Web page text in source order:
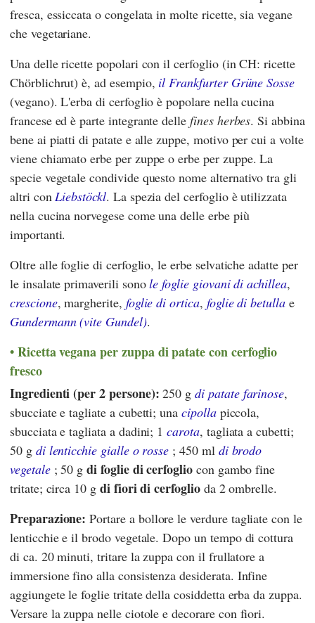
fresca, essiccata o congelata in molte ricette, sia vegane
che vegetariane.
Una delle ricette popolari con il cerfoglio (in CH: ricette
Chörblichrut) è, ad esempio, il Frankfurter Grüne Sosse
(vegano). L'erba di cerfoglio è popolare nella cucina
francese ed è parte integrante dellefines herbes. Si abbina
bene ai piatti di patate e alle zuppe, motivo per cui a volte
viene chiamato erbe per zuppe o erbe per zuppe. La
specie vegetale condivide questo nome alternativo tra gli
altri conLiebstöckl. La spezia del cerfoglio è utilizzata
nella cucina norvegese come una delle erbe più
importanti.
Oltre alle foglie di cerfoglio, le erbe selvatiche adatte per
le insalate primaverili sonole foglie giovani di achillea,
crescione, margherite, foglie di ortica, foglie di betullae
Gundermann (vite Gundel).
Ricetta vegana per zuppa di patate con cerfoglio
fresco
Ingredienti (per 2 persone): 250 gdi patate farinose,
sbucciate e tagliate a cubetti; unacipollapiccola,
sbucciata e tagliata a dadini; 1carota, tagliata a cubetti;
50 g di lenticchie gialle o rosse ; 450 ml di brodo
vegetale; 50 gdi foglie di cerfogliocon gambo fine
tritate; circa 10 g di fiori di cerfoglioda 2 ombrelle.
Preparazione: Portare a bollore le verdure tagliate con le
lenticchie e il brodo vegetale. Dopo un tempo di cottura
di ca. 20 minuti, tritare la zuppa con il frullatore a
immersione fino alla consistenza desiderata. Infine
aggiungete le foglie tritate della cosiddetta erba da zuppa.
Versare la zuppa nelle ciotole e decorare con fiori.